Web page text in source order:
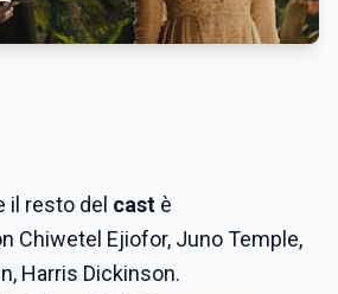
il resto del cast è
Chiwetel Ejiofor, Juno Temple,
Harris Dickinson.